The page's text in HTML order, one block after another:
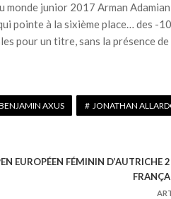
junior 2017 Arman
pointe à la sixième place… des -
pour un titre, sans la présence
AXUS JONATHAN
EUROPÉEN FÉMININ D’AUTRICHE